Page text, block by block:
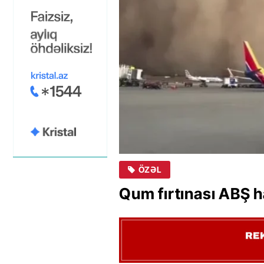
ÖZƏL
Qum fırtınası ABŞ